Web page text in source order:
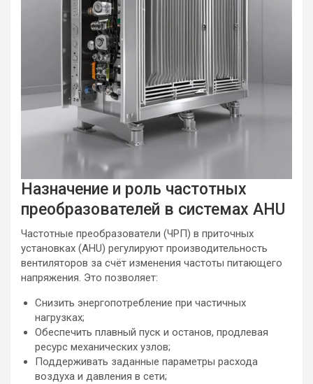
Назначение и роль частотных
преобразователей в системах AHU
Частотные преобразователи (ЧРП) в приточных
установках (AHU) регулируют производительность
вентиляторов за счёт изменения частоты питающего
напряжения. Это позволяет:
Снизить энергопотребление при частичных
нагрузках;
Обеспечить плавный пуск и останов, продлевая
ресурс механических узлов;
Поддерживать заданные параметры расхода
воздуха и давления в сети;